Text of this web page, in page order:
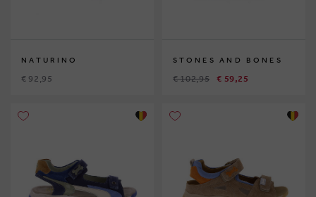
NATURINO
€ 92,95
STONES AND BONES
€ 102,95 € 59,25